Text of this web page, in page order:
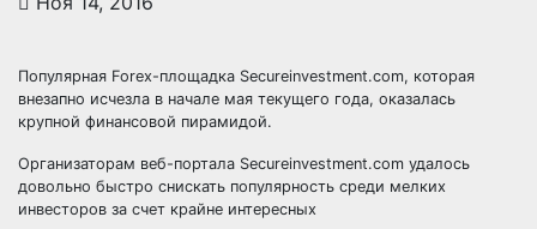
Популярная Forex-площадка Secureinvestment.com, которая
внезапно исчезла в начале мая текущего года, оказалась
крупной финансовой пирамидой.
Организаторам веб-портала Secureinvestment.com удалось
довольно быстро снискать популярность среди мелких
инвесторов за счет крайне интересных